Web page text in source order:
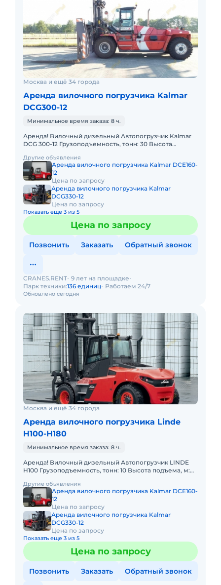
Москва и ещё 34 города
Аренда вилочного погрузчика Kalmar
DCG300-12
Минимальное время заказа: 8 ч.
Аренда! Вилочный дизельный Автопогрузчик Kalmar
DCG 300-12 Грузоподъемность, тонн: 30 Высота
Грузоподъемность стрелы
Другие объявления
Аренда вилочного погрузчика Kalmar DCE160-
12
Цена по запросу
Аренда вилочного погрузчика Kalmar
DCG330-12
Цена по запросу
Показать еще 3 из 5
Цена по запросу
Позвонить Заказать Обратный звонок
Обновлено сегодня
CRANES.RENT 9 лет на площадке
Парк техники:136 единиц Работаем 24/7
Москва и ещё 34 города
Аренда вилочного погрузчика Linde
H100-H180
Минимальное время заказа: 8 ч.
Аренда! Вилочный дизельный Автопогрузчик LINDE
H100 Грузоподъемность, тонн: 10 Высота подъема, м:
тонн:
Другие объявления
Аренда вилочного погрузчика Kalmar DCE160-
12
Цена по запросу
Аренда вилочного погрузчика Kalmar
DCG330-12
Цена по запросу
Показать еще 3 из 5
Цена по запросу
Позвонить Заказать Обратный звонок